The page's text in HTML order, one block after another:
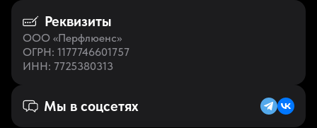
Реквизиты
ООО «Перфлюенс»
ОГРН: 1177746601757
ИНН: 7725380313
Мы в соцсетях